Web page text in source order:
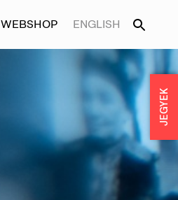
WEBSHOP ENGLISH
JEGYEK